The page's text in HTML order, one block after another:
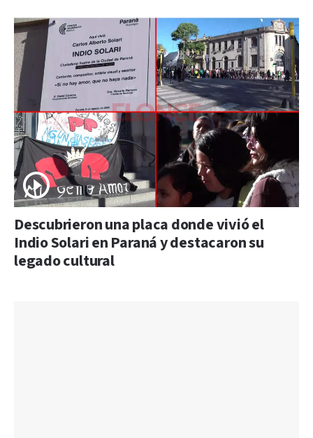
Descubrieron una placa donde vivió el
Indio Solari en Paraná y destacaron su
legado cultural